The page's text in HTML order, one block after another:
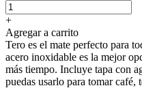
+
Agregar a carrito
Tero es el mate perfecto para
acero inoxidable es la mejor
más tiempo. Incluye tapa con
puedas usarlo para tomar café,